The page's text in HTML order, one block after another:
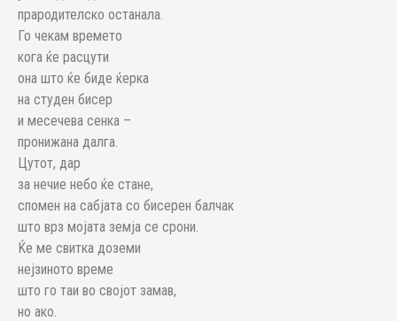
прародителско останала.
Го чекам времето
кога ќе расцути
она што ќе биде ќерка
на студен бисер
и месечева сенка –
пронижана далга.
Цутот, дар
за нечие небо ќе стане,
спомен на сабјата со бисерен балчак
што врз мојата земја се срони.
Ќе ме свитка доземи
нејзиното време
што го таи во својот замав,
но ако.